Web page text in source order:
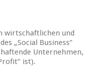
wirtschaftlichen und
„Social Business“
Unternehmen,
ist).